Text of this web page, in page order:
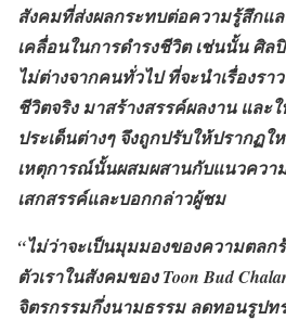
สังคมที่ส่งผลกระทบต่อความรู้สึกแล
เคลื่อนในการดำรงชีวิต เช่นนั้น ศิ
ไม่ต่างจากคนทั่วไป ที่จะนำเรื่องรา
ชีวิตจริง มาสร้างสรรค์ผลงาน และ
ประเด็นต่างๆ จึงถูกปรับให้ปรากฏใ
เหตุการณ์นั้นผสมผสานกับแนวควา
เสกสรรค์และบอกกล่าวผู้ชม
“ไม่ว่าจะเป็นมุมมองของความตล
ตัวเราในสังคมของ Toon Bud
จิตรกรรมกึ่งนามธรรม ลดทอนรูปท